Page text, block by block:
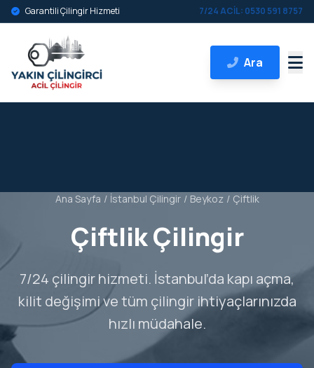
Garantili Çilingir Hizmeti 7/24 ACİL: 0530 591 8757
Ara
Ana Sayfa / İstanbul Çilingir / Beykoz / Çiftlik
Çiftlik Çilingir
7/24 çilingir hizmeti. İstanbul’da kapı açma,
kilit değişimi ve tüm çilingir ihtiyaçlarınızda
hızlı müdahale.